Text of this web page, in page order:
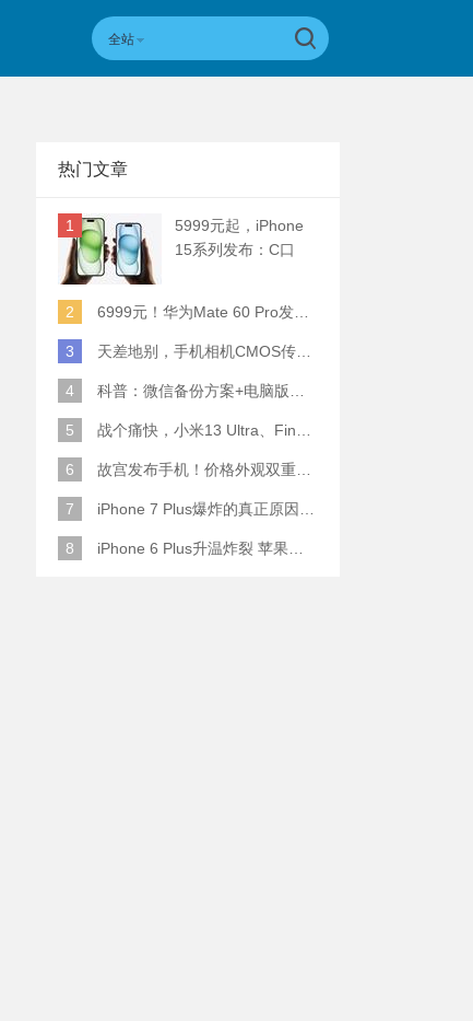
全站
热门文章
1
5999元起，iPhone
15系列发布：C口
2
6999元！华为Mate 60 Pro发布：麒麟9000S+卫星通话 (附初步跑分)
3 天差地别，手机相机CMOS传感器实际面积对比
4 科普：微信备份方案+电脑版丢失数据恢复指南
5 战个痛快，小米13 Ultra、Find X6 Pro、vivo X90 Pro+、小米12SU拍照横评
6 故宫发布手机！价格外观双重逆天！
7 iPhone 7 Plus爆炸的真正原因原来是这样
8 iPhone 6 Plus升温炸裂 苹果赔了一部全新的